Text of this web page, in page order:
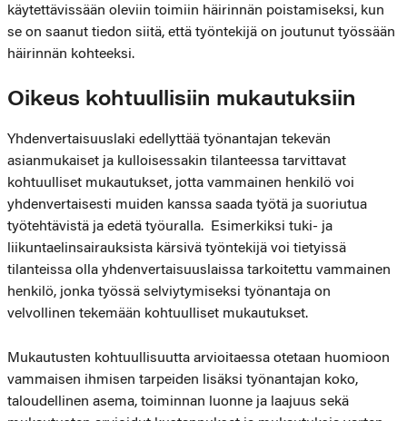
käytettävissään oleviin toimiin häirinnän poistamiseksi, kun
se on saanut tiedon siitä, että työntekijä on joutunut työssään
häirinnän kohteeksi.
Oikeus kohtuullisiin mukautuksiin
Yhdenvertaisuuslaki edellyttää työnantajan tekevän
asianmukaiset ja kulloisessakin tilanteessa tarvittavat
kohtuulliset mukautukset, jotta vammainen henkilö voi
yhdenvertaisesti muiden kanssa saada työtä ja suoriutua
työtehtävistä ja edetä työuralla. Esimerkiksi tuki- ja
liikuntaelinsairauksista kärsivä työntekijä voi tietyissä
tilanteissa olla yhdenvertaisuuslaissa tarkoitettu vammainen
henkilö, jonka työssä selviytymiseksi työnantaja on
velvollinen tekemään kohtuulliset mukautukset.
Mukautusten kohtuullisuutta arvioitaessa otetaan huomioon
vammaisen ihmisen tarpeiden lisäksi työnantajan koko,
taloudellinen asema, toiminnan luonne ja laajuus sekä